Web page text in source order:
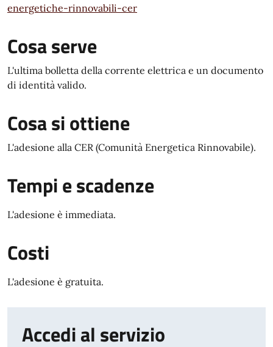
energetiche-rinnovabili-cer
Cosa serve
L'ultima bolletta della corrente elettrica e un documento
di identità valido.
Cosa si ottiene
L'adesione alla CER (Comunità Energetica Rinnovabile).
Tempi e scadenze
L'adesione è immediata.
Costi
L'adesione è gratuita.
Accedi al servizio